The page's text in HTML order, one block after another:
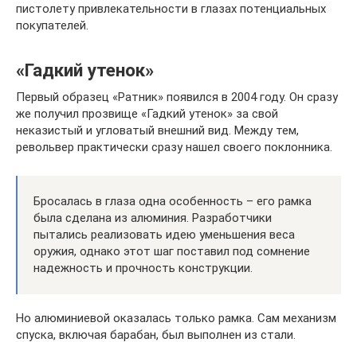
пистолету привлекательности в глазах потенциальных
покупателей.
«Гадкий утенок»
Первый образец «Ратник» появился в 2004 году. Он сразу
же получил прозвище «Гадкий утенок» за свой
неказистый и угловатый внешний вид. Между тем,
револьвер практически сразу нашел своего поклонника.
Бросалась в глаза одна особенность – его рамка
была сделана из алюминия. Разработчики
пытались реализовать идею уменьшения веса
оружия, однако этот шаг поставил под сомнение
надежность и прочность конструкции.
Но алюминиевой оказалась только рамка. Сам механизм
спуска, включая барабан, был выполнен из стали.